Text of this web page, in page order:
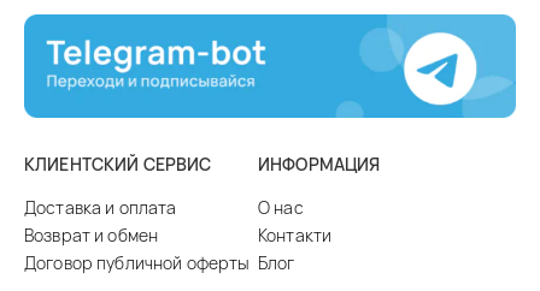
КЛИЕНТСКИЙ СЕРВИС
Доставка и оплата
Возврат и обмен
Договор публичной оферты
ИНФОРМАЦИЯ
О нас
Контакти
Блог